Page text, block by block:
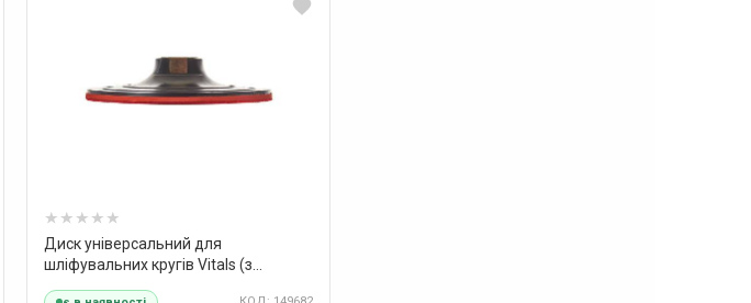
Диск універсальний для
шліфувальних кругів Vitals (з